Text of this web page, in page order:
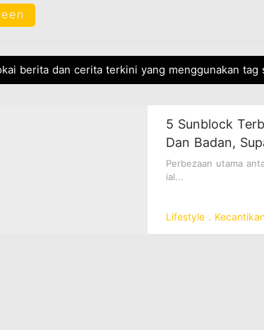
berita dan cerita terkini yang menggunakan tag
Lifestyle．
5 Sunblock
Dan Badan,
Anjal
Perbezaan utama
ial...